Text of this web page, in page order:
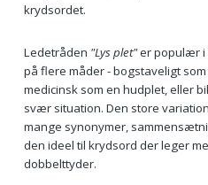
krydsordet.
Ledetråden "Lys plet"er populær i
på flere måder - bogstaveligt
medicinsk som en hudplet, eller
svær situation. Den store
mange synonymer,
den ideel til krydsord der leger
dobbelttyder.